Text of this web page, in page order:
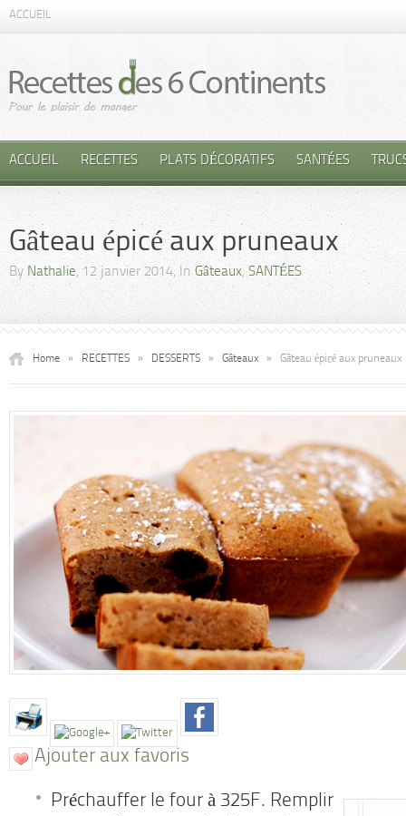
ACCUEIL
ACCUEIL RECETTES PLATS DÉCORATIFS SANTÉES
Gâteau épicé aux pruneaux
By Nathalie, 12 janvier 2014, In Gâteaux, SANTÉES
Home » RECETTES » DESSERTS » Gâteaux » Gâteau épicé aux pruneaux
Ajouter aux favoris
Préchauffer le four à 325F. Remplir